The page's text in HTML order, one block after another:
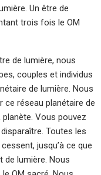
Un être de
trois fois le OM
de lumière, nous
couples et individus
de lumière. Nous
ce réseau planétaire de
Vous pouvez
Toutes les
jusqu’à ce que
de lumière. Nous